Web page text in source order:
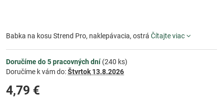
Babka na kosu Strend Pro, naklepávacia, ostrá Čítajte viac
Doručíme do 5 pracovných dní(240 ks)
Doručíme k vám do:Štvrtok 13.8.2026
4,79 €